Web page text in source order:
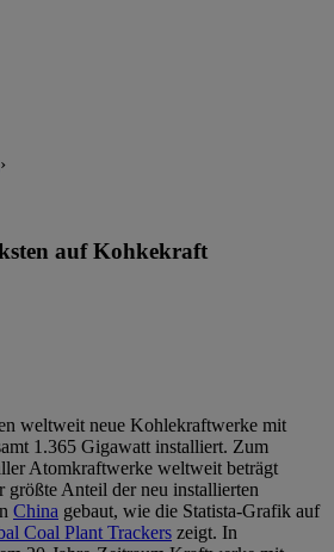
›
auf Kohkekraft
weltweit neue Kohlekraftwerke mit
1.365 Gigawatt installiert. Zum
Atomkraftwerke weltweit beträgt
größte Anteil der neu installierten
China gebaut, wie die Statista-Grafik auf
Coal Plant Trackers zeigt. In